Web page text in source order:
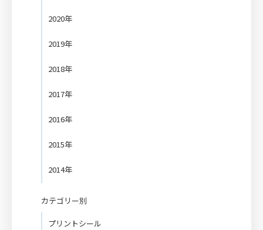
2020年
2019年
2018年
2017年
2016年
2015年
2014年
カテゴリー別
プリントシール